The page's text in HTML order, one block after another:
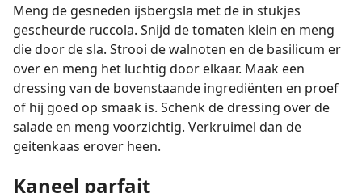
Meng de gesneden ijsbergsla met de in stukjes
gescheurde ruccola. Snijd de tomaten klein en meng
die door de sla. Strooi de walnoten en de basilicum er
over en meng het luchtig door elkaar. Maak een
dressing van de bovenstaande ingrediënten en proef
of hij goed op smaak is. Schenk de dressing over de
salade en meng voorzichtig. Verkruimel dan de
geitenkaas erover heen.
Kaneel parfait